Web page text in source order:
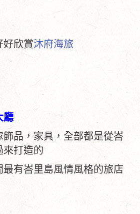
好欣賞沐府海旅
廳
飾品，家具，全部都是從峇
來打造的
有峇里島風情風格的旅店